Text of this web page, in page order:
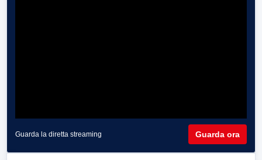
Guarda la diretta streaming Guarda ora